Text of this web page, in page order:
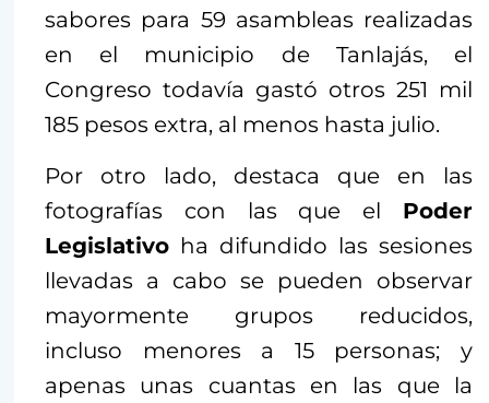
sabores para 59 asambleas realizadas
en el municipio de Tanlajás, el
Congreso todavía gastó otros 251 mil
185 pesos extra, al menos hasta julio.
Por otro lado, destaca que en las
fotografías con las que el Poder
Legislativo ha difundido las sesiones
llevadas a cabo se pueden observar
mayormente grupos reducidos,
incluso menores a 15 personas; y
apenas unas cuantas en las que la